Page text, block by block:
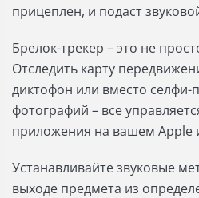
прицеплен, и подаст
Брелок-трекер – это не
Отследить карту
диктофон или вместо селфи-
фотографий – все
приложения на вашем Apple
Устанавливайте звуковые
выходе предмета из